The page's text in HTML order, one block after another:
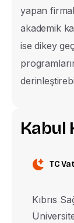
yapan
akademik
ise dikey
Kabul
TC
Kıbrıs